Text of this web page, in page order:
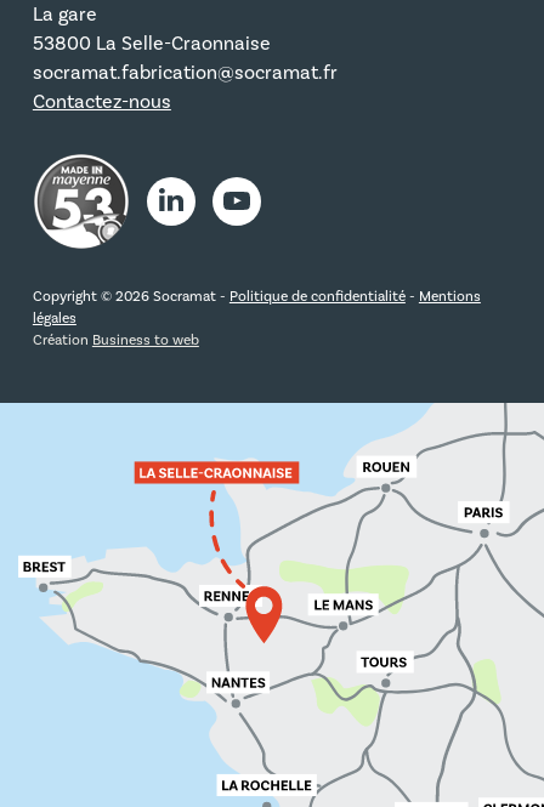
La gare
53800 La Selle-Craonnaise
socramat.fabrication@socramat.fr
Contactez-nous
Copyright © 2026 Socramat - Politique de confidentialité- Mentions
légales
Création Business to web